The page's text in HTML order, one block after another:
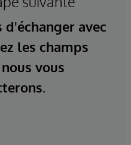
d'échanger avec
les champs
vous